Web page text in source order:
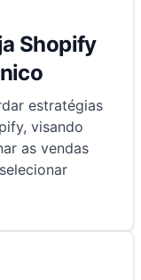
Shopify
estratégias
visando
as vendas